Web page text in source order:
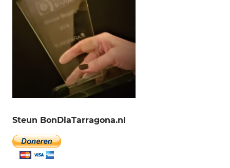
Steun BonDiaTarragona.nl